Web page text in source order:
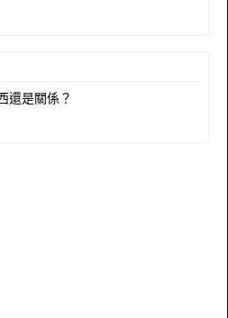
還是關係？